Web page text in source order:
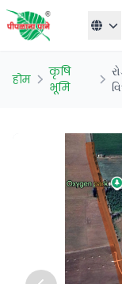
होम
कृषि
भूमि